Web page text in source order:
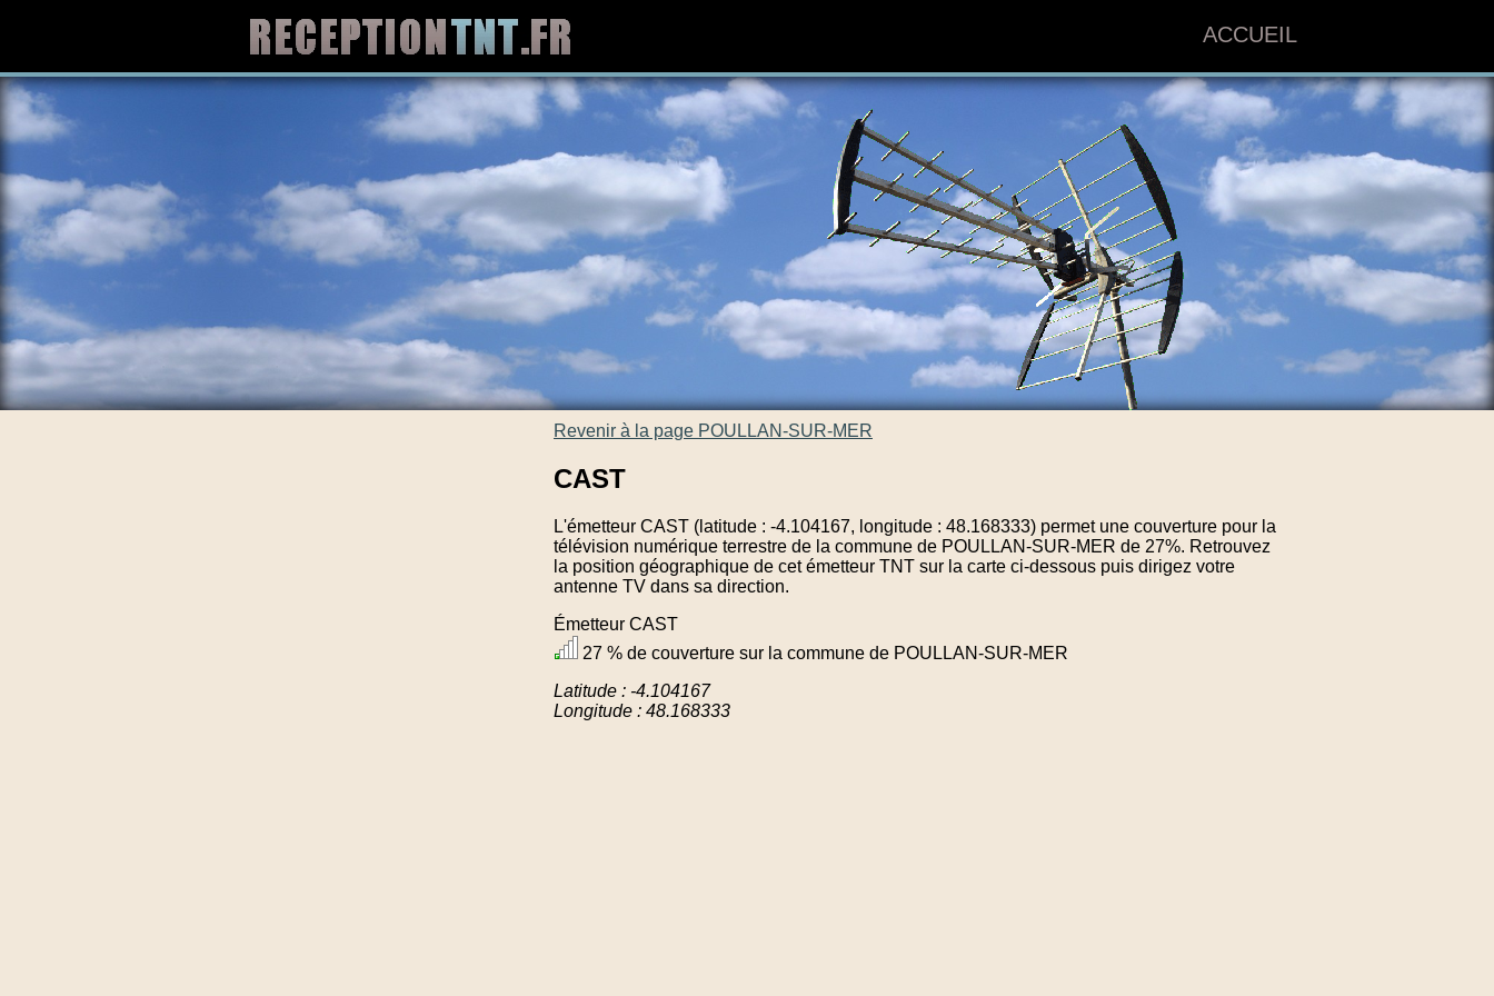
ACCUEIL
Revenir à la page POULLAN-SUR-MER
CAST
L'émetteur CAST (latitude : -4.104167, longitude : 48.168333) permet une couverture pour la
télévision numérique terrestre de la commune de POULLAN-SUR-MER de 27%. Retrouvez
la position géographique de cet émetteur TNT sur la carte ci-dessous puis dirigez votre
antenne TV dans sa direction.
Émetteur CAST
27 % de couverture sur la commune de POULLAN-SUR-MER
Latitude : -4.104167
Longitude : 48.168333